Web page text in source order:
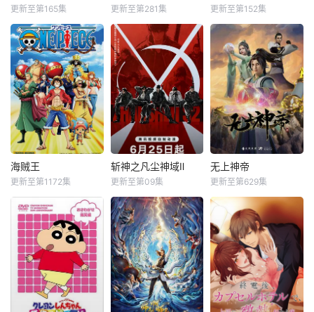
更新至第165集 更新至第281集 更新至第152集
海贼王
更新至第1172集
斩神之凡尘神域Ⅱ
更新至第09集
无上神帝
更新至第629集